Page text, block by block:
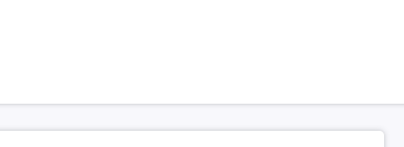
MFP 178nw
MFP 179fnw
nổi bật: